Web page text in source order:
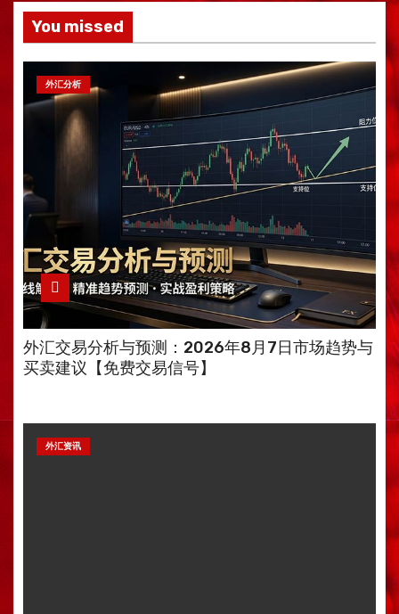
You missed
外汇分析
外汇交易分析与预测：2026年8月7日市场趋势与
买卖建议【免费交易信号】
外汇资讯